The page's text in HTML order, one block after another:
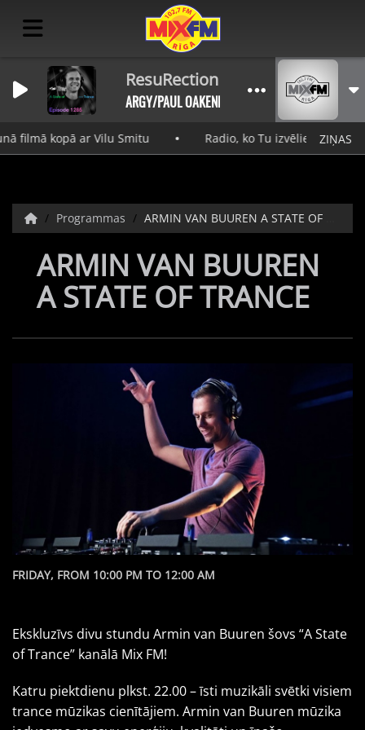
ResuRection
ARGY/PAUL OAKENFOLD/PLANET PERFECTO
ZIŅAS
filmā kopā ar Vilu Smitu Radio, ko Tu izvēlies. Skaņa,
Programmas ARMIN VAN BUUREN A STATE OF TRANCE
ARMIN VAN BUUREN
A STATE OF TRANCE
FRIDAY, FROM 10:00 PM TO 12:00 AM
Ekskluzīvs divu stundu Armin van Buuren šovs “A State
of Trance” kanālā Mix FM!
Katru piektdienu plkst. 22.00 – īsti muzikāli svētki visiem
trance mūzikas cienītājiem. Armin van Buuren mūzika